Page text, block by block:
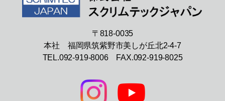
〒818-0035
本社 福岡県筑紫野市美しが丘北2-4-7
TEL.092-919-8006 FAX.092-919-8025